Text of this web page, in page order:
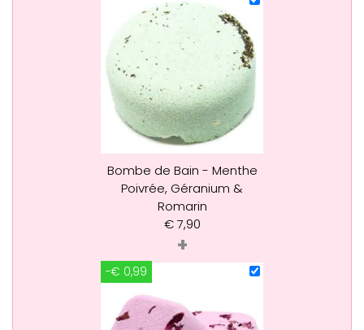
Bombe de Bain - Menthe
Poivrée, Géranium &
Romarin
€7,90
+
-€ 0,99